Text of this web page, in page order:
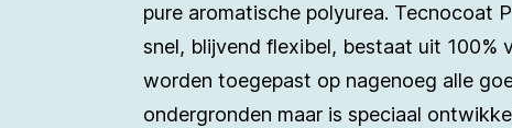
pure aromatische polyurea. Tecnocoat
snel, blijvend flexibel, bestaat uit 100%
worden toegepast op nagenoeg alle
ondergronden maar is speciaal